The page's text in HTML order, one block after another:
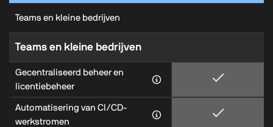
Teams en kleine bedrijven
Teams en kleine bedrijven
Gecentraliseerd beheer en
licentiebeheer
Automatisering van CI/CD-
werkstromen